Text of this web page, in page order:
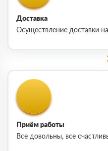
Доставка
Осуществление доставки
Приём работы
Все довольны, все